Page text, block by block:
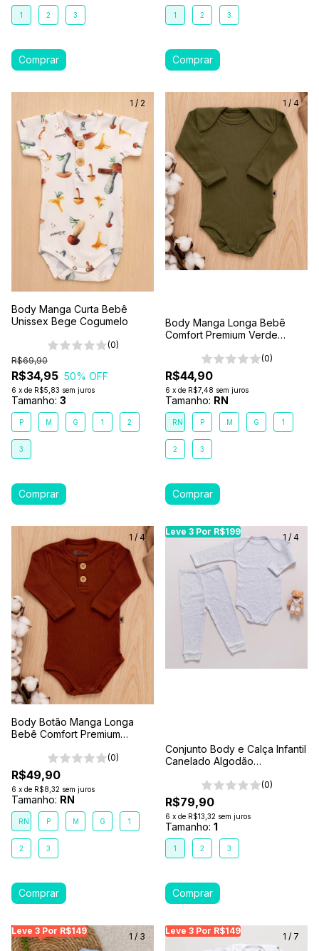
1 2 3 1 2 3
1 / 2
Body Manga Curta Bebê
Unissex Bege Cogumelo
(0)
R$34,95
R$69,90
50% OFF
6 x de R$5,83 sem juros
Tamanho: 3
P M G 1 2
3
1 /4
Body Manga Longa Bebê
Comfort Premium Verde
(0)
R$44,90
6 x de R$7,48 sem juros
Tamanho: RN
RN P M G 1
2 3
1 / 4
Body Botão Manga Longa
Bebê Comfort Premium
(0)
R$49,90
6 x de R$8,32 sem juros
Tamanho: RN
RN P M G 1
2 3
Leve 3 Por R$199
Leve 3 Por R$199
1 / 4
Conjunto Body e Calça Infantil
Canelado Algodão
(0)
R$79,90
6 x de R$13,32 sem juros
Tamanho: 1
1 2 3
Leve 3 Por R$149
Leve 3 Por R$149 Leve 3 Por R$149 Leve
1/ 3
Leve 3 Por R$149
Leve 3 Por R$149
1 / 7